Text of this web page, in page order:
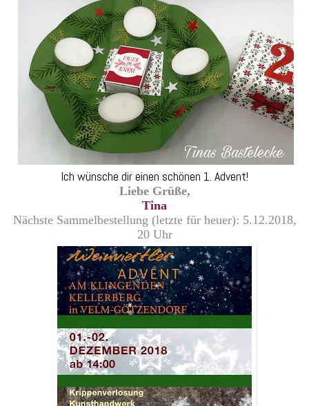
Ich wünsche dir einen schönen 1. Advent!
Liebe Grüße,
Tina
Nächste Sammelbestellung (letzte für heuer): 5.12.2018,
20 Uhr